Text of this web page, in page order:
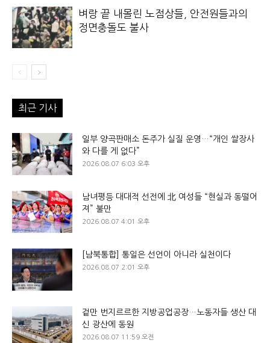
벼랑 끝 내몰린 노점상들, 안전원들과의
정면충돌도 불사
최근 기사
일부 양곡판매소 돈주가 실질 운영…“개인 쌀장사
와 다를 게 없다”
2026.08.07 6:03 오후
남녀평등 대대적 선전에 北 여성들 “현실과 동떨어
져” 불만
2026.08.07 4:01 오후
[남북통합] 통일은 선언이 아니라 실천이다
2026.08.07 2:01 오후
겉만 번지르르한 지방공업공장…노동자들 생산 대
신 광산에 동원
2026.08.07 11:59 오전